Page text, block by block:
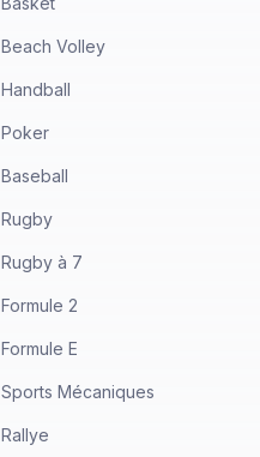
Beach Volley
Handball
Poker
Baseball
Rugby
Rugby à 7
Formule 2
Formule E
Sports Mécaniques
Rallye